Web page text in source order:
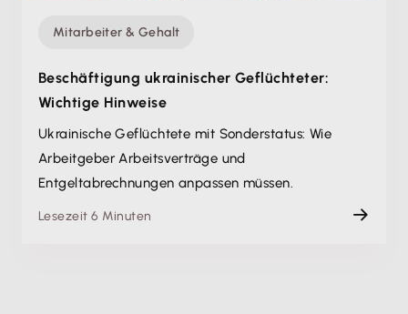
Mitarbeiter & Gehalt
Beschäftigung ukrainischer Geflüchteter:
Wichtige Hinweise
Ukrainische Geflüchtete mit Sonderstatus: Wie
Arbeitgeber Arbeitsverträge und
Entgeltabrechnungen anpassen müssen.
Lesezeit 6 Minuten